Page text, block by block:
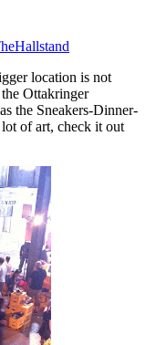
location is not
Ottakringer
the Sneakers-Dinner-
of art, check it out